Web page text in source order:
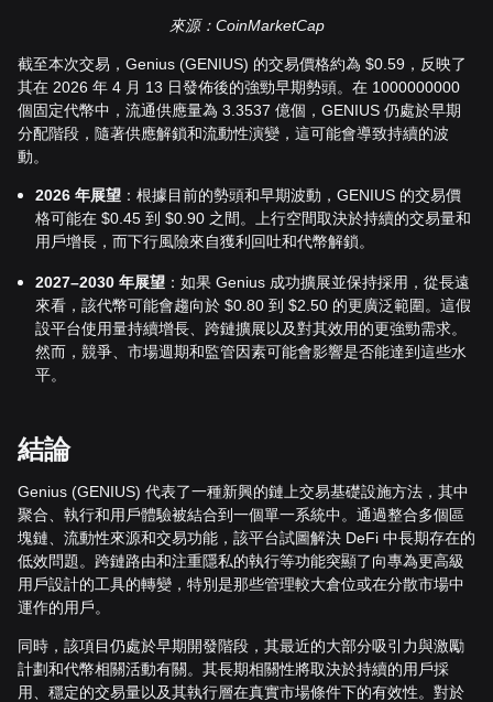
來源：CoinMarketCap
截至本次交易，Genius (GENIUS) 的交易價格約為 $0.59，反映了
其在 2026 年 4 月 13 日發佈後的強勁早期勢頭。在 1000000000
個固定代幣中，流通供應量為 3.3537 億個，GENIUS 仍處於早期
分配階段，隨著供應解鎖和流動性演變，這可能會導致持續的波
動。
2026 年展望 ：根據目前的勢頭和早期波動，GENIUS 的交易價
格可能在 $0.45 到 $0.90 之間。上行空間取決於持續的交易量和
用戶增長，而下行風險來自獲利回吐和代幣解鎖。
2027–2030 年展望 ：如果 Genius 成功擴展並保持採用，從長遠
來看，該代幣可能會趨向於 $0.80 到 $2.50 的更廣泛範圍。這假
設平台使用量持續增長、跨鏈擴展以及對其效用的更強勁需求。
然而，競爭、市場週期和監管因素可能會影響是否能達到這些水
平。
結論
Genius (GENIUS) 代表了一種新興的鏈上交易基礎設施方法，其中
聚合、執行和用戶體驗被結合到一個單一系統中。通過整合多個區
塊鏈、流動性來源和交易功能，該平台試圖解決 DeFi 中長期存在的
低效問題。跨鏈路由和注重隱私的執行等功能突顯了向專為更高級
用戶設計的工具的轉變，特別是那些管理較大倉位或在分散市場中
運作的用戶。
同時，該項目仍處於早期開發階段，其最近的大部分吸引力與激勵
計劃和代幣相關活動有關。其長期相關性將取決於持續的用戶採
用、穩定的交易量以及其執行層在真實市場條件下的有效性。對於